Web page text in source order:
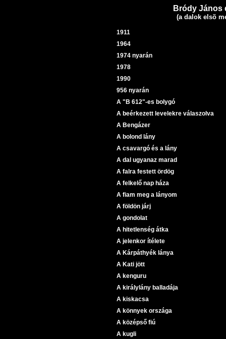
Bródy János
(a dalok elsõ
1911
1964
1974 nyarán
1978
1990
956 nyarán
A "B 612"-es bolygó
A beérkezett levelekre válaszolva
A Bengázer
A bolond lány
A csavargó és a lány
A dal ugyanaz marad
A falra festett ördög
A felkelő nap háza
A fiam meg a lányom
A földön járj
A gondolat
A hitetlenség átka
A jelenkor ítélete
A Kárpáthyék lánya
A Kati jött
A kenguru
A királylány balladája
A kiskacsa
A könnyek országa
A középső fiú
A kugli